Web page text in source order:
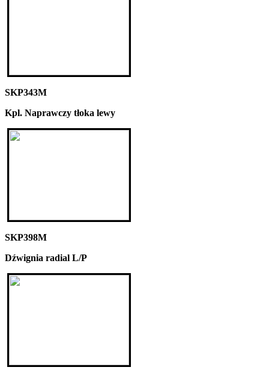
SKP343M
Kpl. Naprawczy tłoka lewy
SKP398M
Dźwignia radial L/P